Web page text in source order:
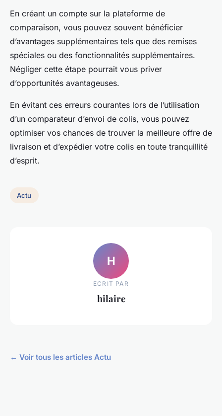
En créant un compte sur la plateforme de
comparaison, vous pouvez souvent bénéficier
d’avantages supplémentaires tels que des remises
spéciales ou des fonctionnalités supplémentaires.
Négliger cette étape pourrait vous priver
d’opportunités avantageuses.
En évitant ces erreurs courantes lors de l’utilisation
d’un comparateur d’envoi de colis, vous pouvez
optimiser vos chances de trouver la meilleure offre de
livraison et d’expédier votre colis en toute tranquillité
d’esprit.
Actu
H
ECRIT PAR
hilaire
← Voir tous les articles Actu